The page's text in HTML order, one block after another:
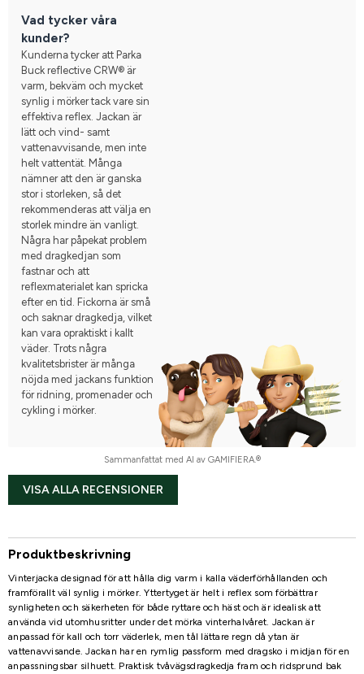
Vad tycker våra
kunder?
Kunderna tycker att Parka
Buck reflective CRW® är
varm, bekväm och mycket
synlig i mörker tack vare sin
effektiva reflex. Jackan är
lätt och vind- samt
vattenavvisande, men inte
helt vattentät. Många
nämner att den är ganska
stor i storleken, så det
rekommenderas att välja en
storlek mindre än vanligt.
Några har påpekat problem
med dragkedjan som
fastnar och att
reflexmaterialet kan spricka
efter en tid. Fickorna är små
och saknar dragkedja, vilket
kan vara opraktiskt i kallt
väder. Trots några
kvalitetsbrister är många
nöjda med jackans funktion
för ridning, promenader och
cykling i mörker.
Sammanfattat med AI av GAMIFIERA.®
VISA ALLA RECENSIONER
Produktbeskrivning
Vinterjacka designad för att hålla dig varm i kalla väderförhållanden och
framförallt väl synlig i mörker. Yttertyget är helt i reflex som förbättrar
synligheten och säkerheten för både ryttare och häst och är idealisk att
använda vid utomhusritter under det mörka vinterhalvåret. Jackan är
anpassad för kall och torr väderlek, men tål lättare regn då ytan är
vattenavvisande. Jackan har en rymlig passform med dragsko i midjan för en
anpassningsbar silhuett. Praktisk tvåvägsdragkedja fram och ridsprund bak